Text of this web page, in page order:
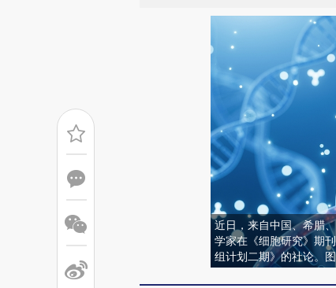
近日，来自中国、希腊
学家在《细胞研究》期
组计划二期》的社论。